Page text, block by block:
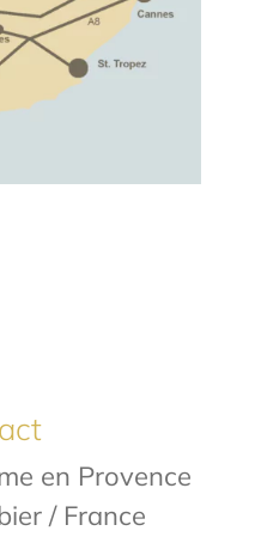
en Provence
/ France